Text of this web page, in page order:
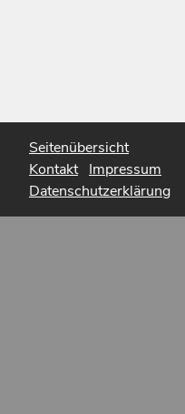
Seitenübersicht
Kontakt Impressum
Datenschutzerklärung